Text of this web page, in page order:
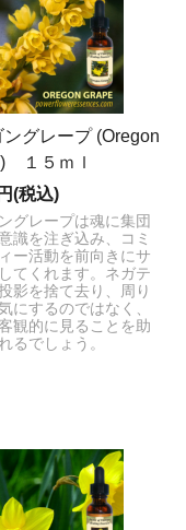
ングレープ (Oregon
１５ｍｌ
(税込)
グレープは魂に集団
識を注ぎ込み、コミ
ー活動を前向きにサ
てくれます。ネガテ
影を捨て去り、周り
にするのではなく、
観的に見ることを助
るでしょう。